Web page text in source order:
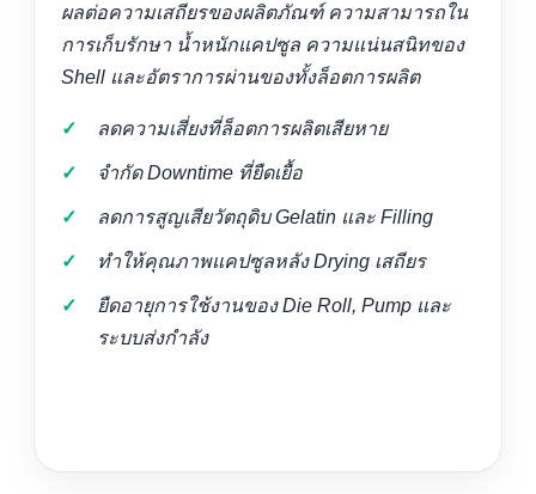
ผลต่อความเสถียรของผลิตภัณฑ์ ความสามารถใน
การเก็บรักษา น้ำหนักแคปซูล ความแน่นสนิทของ
Shell และอัตราการผ่านของทั้งล็อตการผลิต
ลดความเสี่ยงที่ล็อตการผลิตเสียหาย
จำกัด Downtime ที่ยืดเยื้อ
ลดการสูญเสียวัตถุดิบ Gelatin และ Filling
ทำให้คุณภาพแคปซูลหลัง Drying เสถียร
ยืดอายุการใช้งานของ Die Roll, Pump และ
ระบบส่งกำลัง